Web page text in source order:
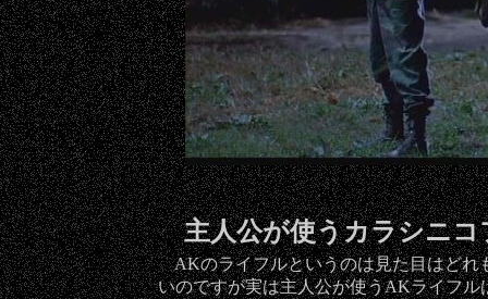
主人公が使うカラシニコ
AKのライフルというのは見た目はどれ
いのですが実は主人公が使うAKライフ